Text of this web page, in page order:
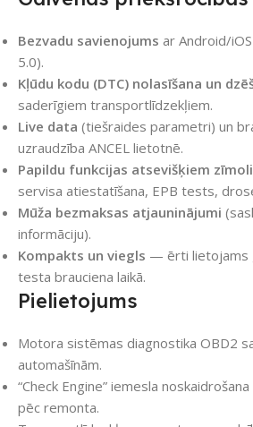
Bezvadu savienojums ar Android/
5.0).
Kļūdu kodu (DTC) nolasīšana un
saderīgiem transportlīdzekļiem.
Live data (tiešraides parametri) un
uzraudzība ANCEL lietotnē.
Papildu funkcijas atsevišķiem
servisa atiestatīšana, EPB tests,
Mūža bezmaksas atjauninājumi
informāciju).
Kompakts un viegls — ērti lietojams
testa brauciena laikā.
Pielietojums
Motora sistēmas diagnostika OBD2
automašīnām.
“Check Engine” iemesla
pēc remonta.